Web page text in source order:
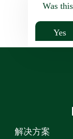
Was
Yes
解决方案